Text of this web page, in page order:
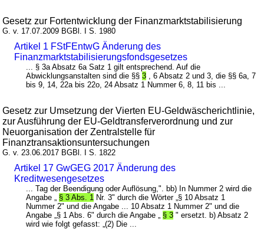
Gesetz zur Fortentwicklung der Finanzmarktstabilisierung
G. v. 17.07.2009 BGBl. I S. 1980
Artikel 1 FStFEntwG Änderung des
Finanzmarktstabilisierungsfondsgesetzes
... § 3a Absatz 6a Satz 1 gilt entsprechend. Auf die
Abwicklungsanstalten sind die §§3 , 6 Absatz 2 und 3, die §§ 6a, 7
bis 9, 14, 22a bis 22o, 24 Absatz 1 Nummer 6, 8, 11 bis ...
Gesetz zur Umsetzung der Vierten EU-Geldwäscherichtlinie,
zur Ausführung der EU-Geldtransferverordnung und zur
Neuorganisation der Zentralstelle für
Finanztransaktionsuntersuchungen
G. v. 23.06.2017 BGBl. I S. 1822
Artikel 17 GwGEG 2017 Änderung des
Kreditwesengesetzes
... Tag der Beendigung oder Auflösung,". bb) In Nummer 2 wird die
Angabe „ § 3 Abs. 1 Nr. 3" durch die Wörter „§ 10 Absatz 1
Nummer 2" und die Angabe ... 10 Absatz 1 Nummer 2" und die
Angabe „§ 1 Abs. 6" durch die Angabe „ § 3 " ersetzt. b) Absatz 2
wird wie folgt gefasst: „(2) Die ...